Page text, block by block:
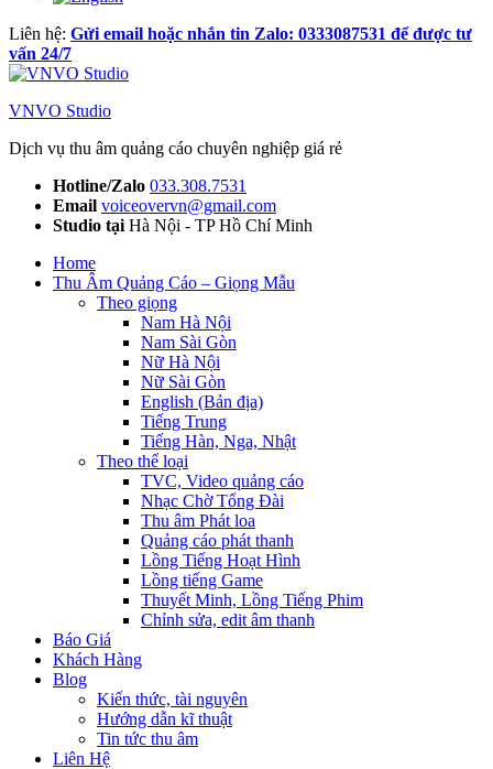
Liên hệ: Gửi email hoặc nhắn tin Zalo: 0333087531 để được tư
vấn 24/7
VNVO Studio
Dịch vụ thu âm quảng cáo chuyên nghiệp giá rẻ
Hotline/Zalo 033.308.7531
Email voiceovervn@gmail.com
Studio tại Hà Nội - TP Hồ Chí Minh
Home
Thu Âm Quảng Cáo – Giọng Mẫu
Theo giọng
Nam Hà Nội
Nam Sài Gòn
Nữ Hà Nội
Nữ Sài Gòn
English (Bản địa)
Tiếng Trung
Tiếng Hàn, Nga, Nhật
Theo thể loại
TVC, Video quảng cáo
Nhạc Chờ Tổng Đài
Thu âm Phát loa
Quảng cáo phát thanh
Lồng Tiếng Hoạt Hình
Lồng tiếng Game
Thuyết Minh, Lồng Tiếng Phim
Chỉnh sửa, edit âm thanh
Báo Giá
Khách Hàng
Blog
Kiến thức, tài nguyên
Hướng dẫn kĩ thuật
Tin tức thu âm
Liên Hệ